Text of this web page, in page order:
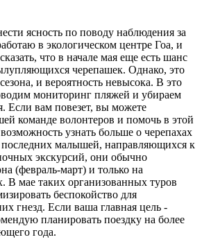
ясность по поводу наблюдения за
в экологическом центре Гоа, и
что в начале мая еще есть шанс
черепашек. Однако, это
и вероятность невысока. В это
мониторинг пляжей и убираем
Если вам повезет, вы можете
команде волонтеров и помочь в этой
узнать больше о черепахах
малышей, направляющихся к
экскурсий, они обычно
(февраль-март) и только на
В мае таких организованных туров
беспокойство для
гнезд. Если ваша главная цель -
планировать поездку на более
года.